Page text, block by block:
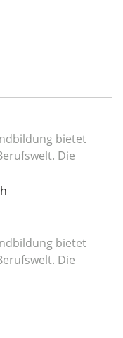
bietet
Die
bietet
Die